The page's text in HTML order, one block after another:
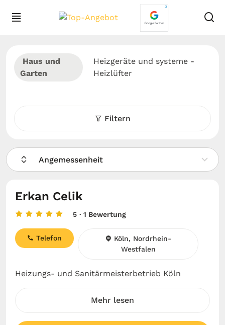
Haus und
Garten
Heizgeräte und systeme -
Heizlüfter
Filtern
Angemessenheit
Erkan Celik
5 · 1 Bewertung
Heizungs- und Sanitärmeisterbetrieb Köln
Telefon
Köln, Nordrhein-
Westfalen
Mehr lesen